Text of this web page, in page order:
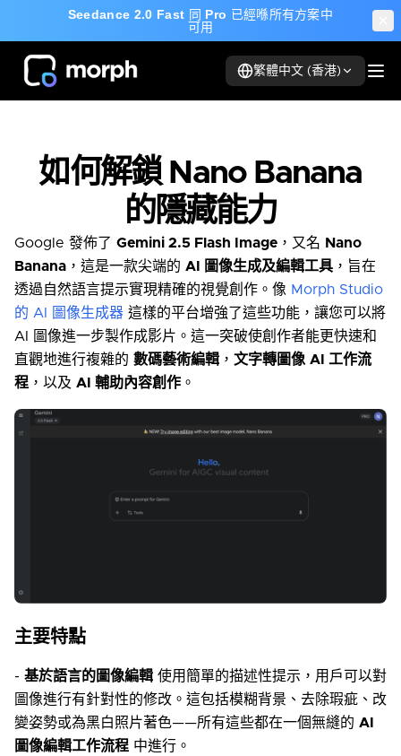
Seedance 2.0 Fast 同 Pro 已經喺所有方案中
可用
繁體中文 (香港)
如何解鎖 Nano Banana
的隱藏能力
Google 發佈了 Gemini 2.5 Flash Image ，又名 Nano
Banana ，這是一款尖端的 AI 圖像生成及編輯工具 ，旨在
透過自然語言提示實現精確的視覺創作。像 Morph Studio
的 AI 圖像生成器 這樣的平台增強了這些功能，讓您可以將
AI 圖像進一步製作成影片。這一突破使創作者能更快速和
直觀地進行複雜的 數碼藝術編輯 ， 文字轉圖像 AI 工作流
程 ，以及 AI 輔助內容創作 。
主要特點
- 基於語言的圖像編輯 使用簡單的描述性提示，用戶可以對
圖像進行有針對性的修改。這包括模糊背景、去除瑕疵、改
變姿勢或為黑白照片著色——所有這些都在一個無縫的 AI
圖像編輯工作流程 中進行。